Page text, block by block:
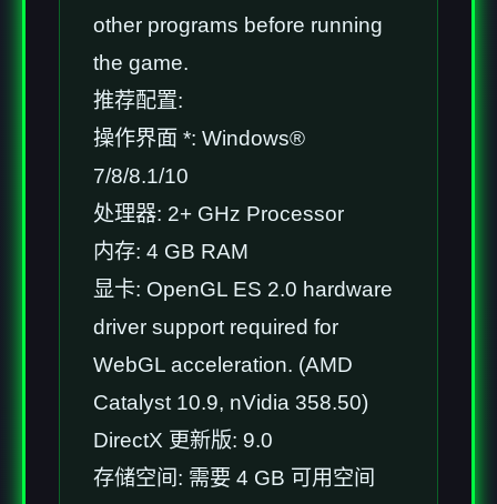
other programs before running
the game.
推荐配置:
操作界面 *: Windows®
7/8/8.1/10
处理器: 2+ GHz Processor
内存: 4 GB RAM
显卡: OpenGL ES 2.0 hardware
driver support required for
WebGL acceleration. (AMD
Catalyst 10.9, nVidia 358.50)
DirectX 更新版: 9.0
存储空间: 需要 4 GB 可用空间